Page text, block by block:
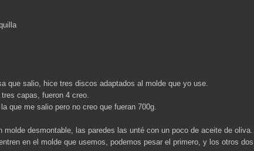
que salio, hice tres discos adaptados al molde que yo use.
capas, fueron 4 creo.
que me salio pero no creo que fueran 700g.
molde desmontable, las paredes las unté con un poco de aceite de oliva.
en el molde que usemos, podemos pesar el primero, y los otros dos